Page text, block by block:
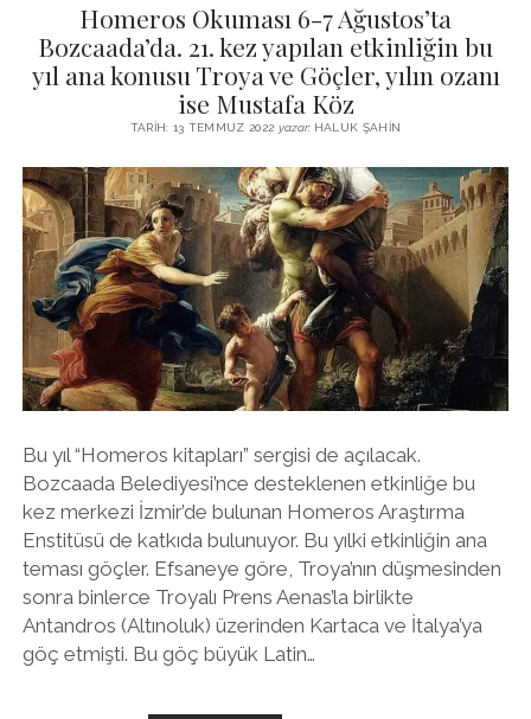
Homeros Okuması 6-7 Ağustos’ta
Bozcaada’da. 21. kez yapılan etkinliğin bu
yıl ana konusu Troya ve Göçler, yılın ozanı
ise Mustafa Köz
TARIH: 13 TEMMUZ 2022 yazar:HALUK ŞAHIN
Bu yıl “Homeros kitapları” sergisi de açılacak.
Bozcaada Belediyesi’nce desteklenen etkinliğe bu
kez merkezi İzmir’de bulunan Homeros Araştırma
Enstitüsü de katkıda bulunuyor. Bu yılki etkinliğin ana
teması göçler. Efsaneye göre, Troya’nın düşmesinden
sonra binlerce Troyalı Prens Aenas’la birlikte
Antandros (Altınoluk) üzerinden Kartaca ve İtalya’ya
göç etmişti. Bu göç büyük Latin…